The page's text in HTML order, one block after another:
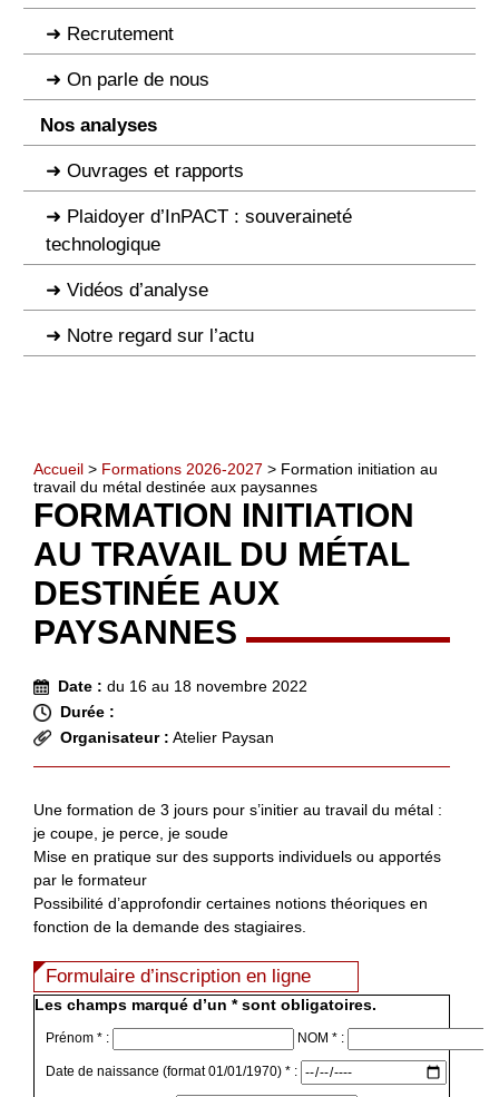
Recrutement
On parle de nous
Nos analyses
Ouvrages et rapports
Plaidoyer d’InPACT : souveraineté
technologique
Vidéos d’analyse
Notre regard sur l’actu
Accueil > Formations 2026-2027 > Formation initiation au
travail du métal destinée aux paysannes
FORMATION INITIATION
AU TRAVAIL DU MÉTAL
DESTINÉE AUX
PAYSANNES
Date : du 16 au 18 novembre 2022
Durée :
Organisateur : Atelier Paysan
Une formation de 3 jours pour s’initier au travail du métal :
je coupe, je perce, je soude
Mise en pratique sur des supports individuels ou apportés
par le formateur
Possibilité d’approfondir certaines notions théoriques en
fonction de la demande des stagiaires.
Formulaire d’inscription en ligne
Les champs marqué d’un * sont obligatoires.
Prénom * : NOM * :
Date de naissance (format 01/01/1970) * :